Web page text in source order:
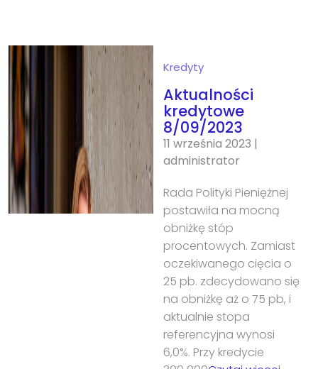
Kredyty
Aktualności
kredytowe
8/09/2023
11 września 2023 |
administrator
Rada Polityki Pieniężnej
postawiła na mocną
obniżkę stóp
procentowych. Zamiast
oczekiwanego cięcia o
25 pb. zdecydowano się
na obniżkę aż o 75 pb, i
aktualnie stopa
referencyjna wynosi
6,0%. Przy kredycie